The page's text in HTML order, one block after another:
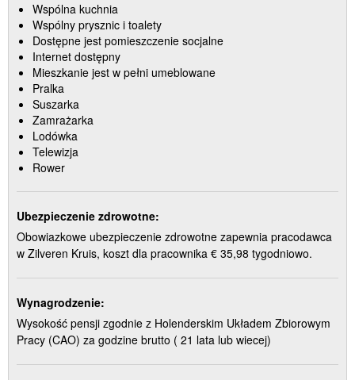
Wspólna kuchnia
Wspólny prysznic i toalety
Dostępne jest pomieszczenie socjalne
Internet dostępny
Mieszkanie jest w pełni umeblowane
Pralka
Suszarka
Zamrażarka
Lodówka
Telewizja
Rower
Ubezpieczenie zdrowotne:
Obowiazkowe ubezpieczenie zdrowotne zapewnia pracodawca
w Zilveren Kruis, koszt dla pracownika € 35,98 tygodniowo.
Wynagrodzenie:
Wysokość pensji zgodnie z Holenderskim Układem Zbiorowym
Pracy (CAO) za godzine brutto ( 21 lata lub wiecej)